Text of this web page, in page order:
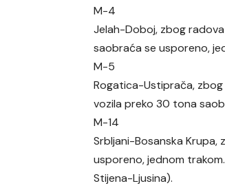
M-4
Jelah-Doboj, zbog
saobraća se usporeno,
M-5
Rogatica-Ustiprača,
vozila preko 30 tona
M-14
Srbljani-Bosanska
usporeno, jednom
Stijena-Ljusina).